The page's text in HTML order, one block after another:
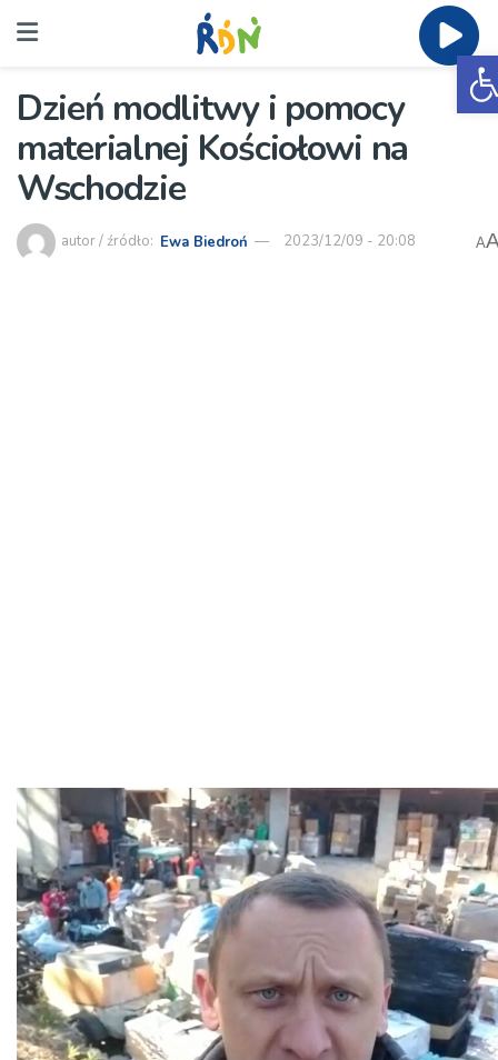
Dzień modlitwy i pomocy
materialnej Kościołowi na
Wschodzie
autor / źródło: Ewa Biedroń 2023/12/09 - 20:08 A